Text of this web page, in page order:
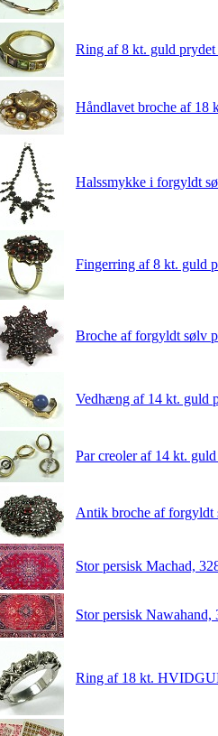
Ring af 8 kt. guld
Håndlavet broche af 18
Halssmykke i forgyldt
Fingerring af 8 kt. guld
Broche af forgyldt sølv
Vedhæng af 14 kt. guld
Par creoler af 14 kt.
Antik broche af forgyldt
Stor persisk Machad,
Stor persisk Nawahand,
Ring af 18 kt.